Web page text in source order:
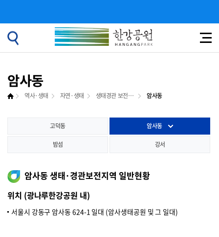
암사동
역사·생태 자연·생태 생태경관 보전지역 암사동
고덕동 암사동
밤섬 강서
암사동 생태·경관보전지역 일반현황
위치 (광나루한강공원 내)
서울시 강동구 암사동 624-1 일대 (암사생태공원 및 그 일대)